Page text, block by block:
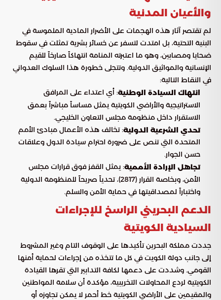
والأعيان المدنية
لم تقتصر آثار هذه الهجمات على الأضرار المادية الملموسة في
البنية التحتية، بل امتدت لتسفر عن خسائر بشرية تمثلت في سقوط
ضحايا ومصابين، وهو ما اعتبرته المنامة انتهاكاً صارخاً للقيم
الإنسانية والمواثيق الدولية. وتتجلى خطورة هذا السلوك العدواني
في النقاط التالية:
انتهاك السيادة الوطنية: أي اعتداء على المرافق
الاستراتيجية والأراضي الكويتية يمثل مساساً مباشراً بعمق
الاستقرار داخل منظومة مجلس التعاون الخليجي.
تحدي الشرعية الدولية: تخالف هذه الأعمال مبادئ الأمم
المتحدة التي تنص على ضرورة احترام سيادة الدول وعلاقات
حسن الجوار.
تجاهل الإرادة الأممية: يمثل القفز فوق قرارات مجلس
الأمن، وبخاصة القرار (2817)، تحدياً صريحاً للمنظومة الدولية
واختباراً لمصداقيتها في حماية الأمن والسلم.
الدعم البحريني الراسخ للإجراءات
السيادية الكويتية
جددت مملكة البحرين تأكيدها على الوقوف التام وغير المشروط
إلى جانب دولة الكويت في كل ما تتخذه من إجراءات لحماية أمنها
القومي. وشددت على دعمها لكافة التدابير التي تقرها القيادة
الكويتية لردع المحاولات التخريبية، مؤكدة أن سلامة المواطنين
والمقيمين على الأراضي الكويتية خط أحمر لا يمكن تجاوزه أو